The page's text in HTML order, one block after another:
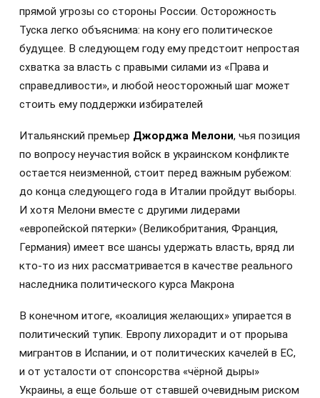
прямой угрозы со стороны России. Осторожность
Туска легко объяснима: на кону его политическое
будущее. В следующем году ему предстоит непростая
схватка за власть с правыми силами из «Права и
справедливости», и любой неосторожный шаг может
стоить ему поддержки избирателей
Итальянский премьер Джорджа Мелони, чья позиция
по вопросу неучастия войск в украинском конфликте
остается неизменной, стоит перед важным рубежом:
до конца следующего года в Италии пройдут выборы.
И хотя Мелони вместе с другими лидерами
«европейской пятерки» (Великобритания, Франция,
Германия) имеет все шансы удержать власть, вряд ли
кто-то из них рассматривается в качестве реального
наследника политического курса Макрона
В конечном итоге, «коалиция желающих» упирается в
политический тупик. Европу лихорадит и от прорыва
мигрантов в Испании, и от политических качелей в ЕС,
и от усталости от спонсорства «чёрной дыры»
Украины, а еще больше от ставшей очевидным риском